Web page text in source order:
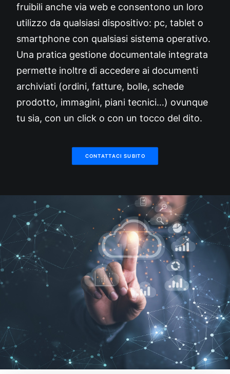
fruibili anche via web e consentono un loro
utilizzo da qualsiasi dispositivo: pc, tablet o
smartphone con qualsiasi sistema operativo.
Una pratica gestione documentale integrata
permette inoltre di accedere ai documenti
archiviati (ordini, fatture, bolle, schede
prodotto, immagini, piani tecnici…) ovunque
tu sia, con un click o con un tocco del dito.
CONTATTACI SUBITO